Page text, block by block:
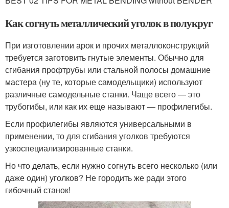
Как согнуть металлический уголок в полукруг
При изготовлении арок и прочих металлоконструкций
требуется заготовить гнутые элементы. Обычно для
сгибания профтрубы или стальной полосы домашние
мастера (ну те, которые самодельщики) используют
различные самодельные станки. Чаще всего — это
трубогибы, или как их еще называют — профилегибы.
Если профилегибы являются универсальными в
применении, то для сгибания уголков требуются
узкоспециализированные станки.
Но что делать, если нужно согнуть всего несколько (или
даже один) уголков? Не городить же ради этого
гибочный станок!